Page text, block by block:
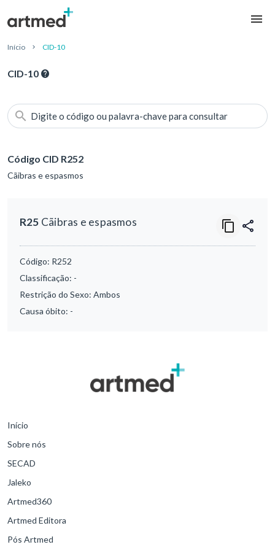
Início CID-10
CID-10
Digite o código ou palavra-chave para consultar
Código CID R252
Cãibras e espasmos
R25 Cãibras e espasmos
Código: R252
Classificação: -
Restrição do Sexo: Ambos
Causa óbito: -
Início
Sobre nós
SECAD
Jaleko
Artmed360
Artmed Editora
Pós Artmed